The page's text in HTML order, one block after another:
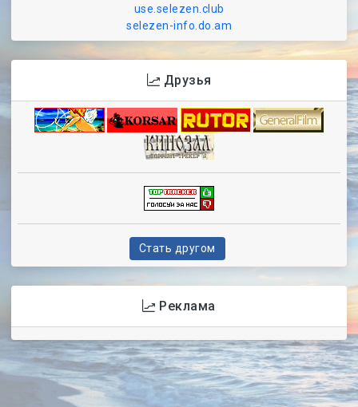
use.selezen.club
selezen-info.do.am
Друзья
Стать другом
Реклама